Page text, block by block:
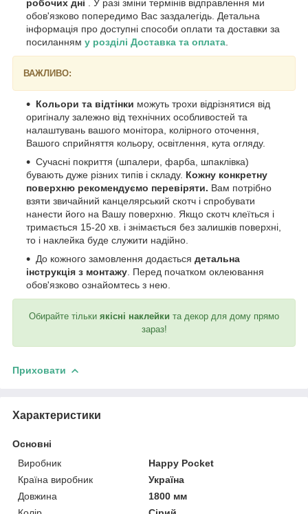
робочих дні . У разі зміни термінів відправлення ми
обов'язково попередимо Вас заздалегідь. Детальна
інформація про доступні способи оплати та доставки за
посиланням у розділі Доставка та оплата
ВАЖЛИВО:
Кольори та відтінки можуть трохи відрізнятися від
оригіналу залежно від технічних особливостей та
налаштувань вашого монітора, колірного оточення,
Вашого сприйняття кольору, освітлення, кута огляду.
Сучасні покриття (шпалери, фарба, шпаклівка)
бувають дуже різних типів і складу. Кожну конкретну
поверхню рекомендуємо перевіряти. Вам потрібно
взяти звичайний канцелярський скотч і спробувати
нанести його на Вашу поверхню. Якщо скотч клеїться і
тримається 15-20 хв. і знімається без залишків поверхні,
то і наклейка буде служити надійно.
До кожного замовлення додається детальна
інструкція з монтажу . Перед початком оклеювання
обов'язково ознайомтесь з нею.
Обирайте тільки якісні наклейки та декор для дому прямо
зараз!
Приховати
Характеристики
Основні
Виробник
Happy Pocket
Країна виробник
Україна
Довжина
1800 мм